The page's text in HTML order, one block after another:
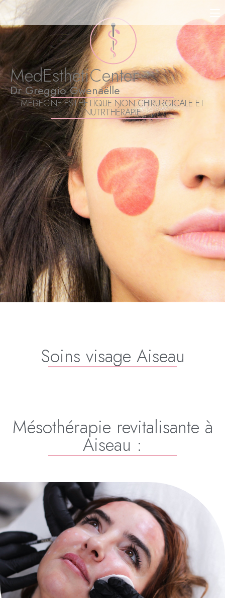
MedEsthetiCenter
Dr Greggio Gwenaëlle
MÉDECINE ESTHÉTIQUE NON CHIRURGICALE ET
NUTRTHÉRAPIE
Soins visage Aiseau
Mésothérapie revitalisante à
Aiseau :